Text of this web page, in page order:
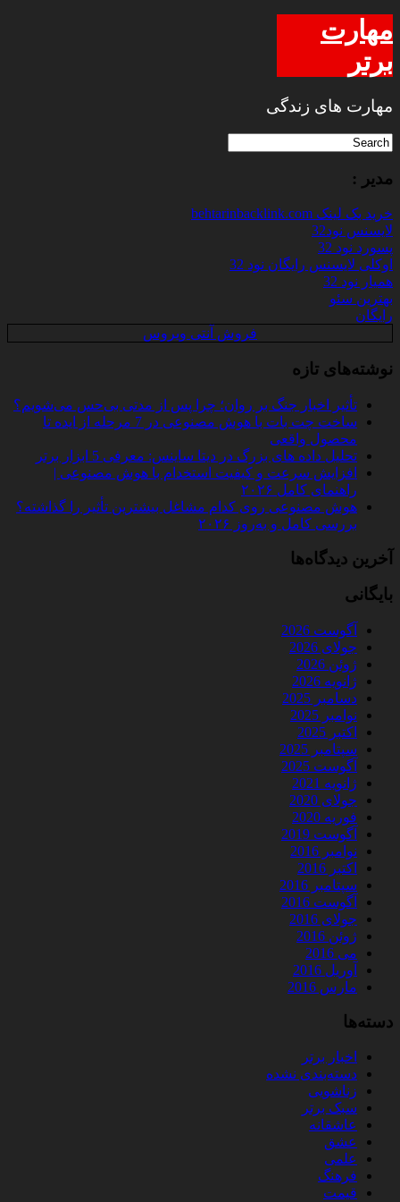
مهارت
برتر
مهارت های زندگی
مدیر :
خرید بک لینک behtarinbacklink.com
لایسنس نود32
پسورد نود 32
اوکلی لایسنس رایگان نود 32
همیار نود 32
بهترین سئو
رایگان
فروش آنتی ویروس
نوشته‌های تازه
تأثیر اخبار جنگ بر روان؛ چرا پس از مدتی بی‌حس می‌شویم؟
ساخت چت‌ بات با هوش مصنوعی در 7 مرحله از ایده تا
محصول واقعی
تحلیل داده‌ های بزرگ در دیتا ساینس: معرفی 5 ابزار برتر
افزایش سرعت و کیفیت استخدام با هوش مصنوعی |
راهنمای کامل ۲۰۲۶
هوش مصنوعی روی کدام مشاغل بیشترین تأثیر را گذاشته؟
بررسی کامل و به‌روز ۲۰۲۶
آخرین دیدگاه‌ها
بایگانی
آگوست 2026
جولای 2026
ژوئن 2026
ژانویه 2026
دسامبر 2025
نوامبر 2025
اکتبر 2025
سپتامبر 2025
آگوست 2025
ژانویه 2021
جولای 2020
فوریه 2020
آگوست 2019
نوامبر 2016
اکتبر 2016
سپتامبر 2016
آگوست 2016
جولای 2016
ژوئن 2016
می 2016
آوریل 2016
مارس 2016
دسته‌ها
اخبار برتر
دسته‌بندی نشده
زناشویی
سبک برتر
عاشقانه
عشق
علمی
فرهنگ
قیمت